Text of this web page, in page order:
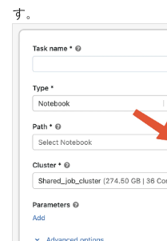
す。